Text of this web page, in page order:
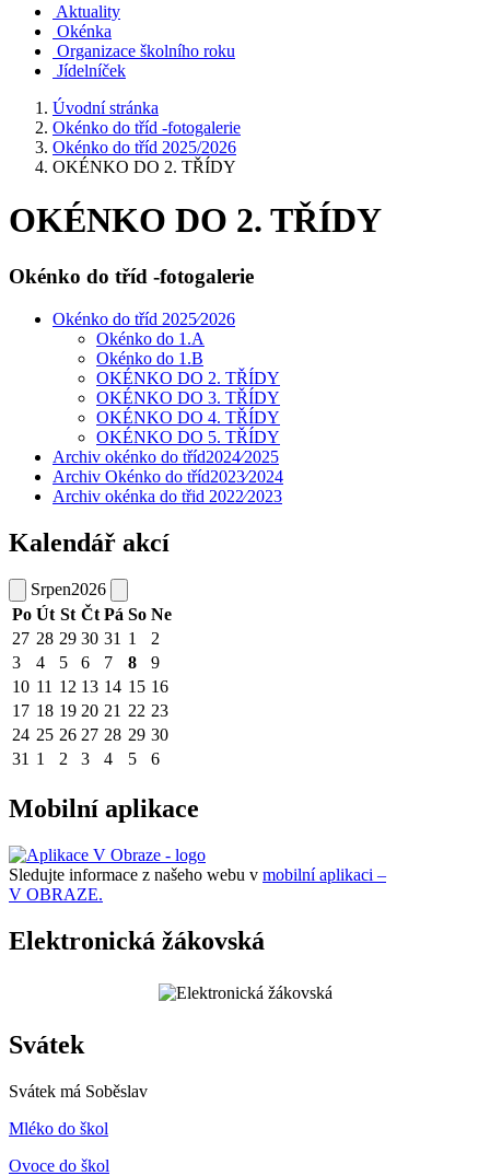
Aktuality
Okénka
Organizace školního roku
Jídelníček
Úvodní stránka
Okénko do tříd -fotogalerie
Okénko do tříd 2025/2026
OKÉNKO DO 2. TŘÍDY
OKÉNKO DO 2. TŘÍDY
Okénko do tříd -fotogalerie
Okénko do tříd 2025⁄2026
Okénko do 1.A
Okénko do 1.B
OKÉNKO DO 2. TŘÍDY
OKÉNKO DO 3. TŘÍDY
OKÉNKO DO 4. TŘÍDY
OKÉNKO DO 5. TŘÍDY
Archiv okénko do tříd2024⁄2025
Archiv Okénko do tříd2023⁄2024
Archiv okénka do třid 2022⁄2023
Kalendář akcí
Srpen2026
Po Út St Čt Pá So Ne
27 28 29 30 31 1
2
3
4 5 6 7 8
9
10 11 12 13 14 15 16
17 18 19 20 21 22 23
24 25 26 27 28 29 30
31 1 2 3 4 5 6
Mobilní aplikace
Sledujte informace z našeho webu v mobilní aplikaci –
V OBRAZE.
Elektronická žákovská
Svátek
Svátek má Soběslav
Mléko do škol
Ovoce do škol